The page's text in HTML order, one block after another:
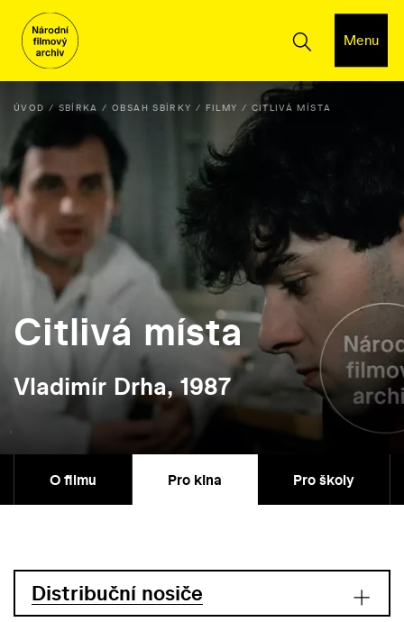
Menu
ÚVOD SBÍRKA OBSAH SBÍRKY FILMY CITLIVÁ MÍSTA
Citlivá místa
Vladimír Drha, 1987
O filmu Pro kina Pro školy
Distribuční nosiče